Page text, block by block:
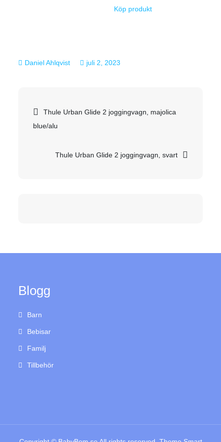
Köp produkt
juli 2, 2023
Inläggsnavigering
Thule Urban Glide 2 joggingvagn, majolica
blue/alu
Thule Urban Glide 2 joggingvagn, svart
Blogg
Barn
Bebisar
Familj
Tillbehör